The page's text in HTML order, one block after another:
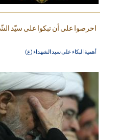
احرصوا على أن تبكوا على سيّد
أهمية البكاء على سيد الشهداء (ع)